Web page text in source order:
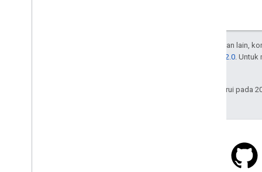
Kecuali dinyatakan lain,
Lisensi Apache 2.0 .
Terakhir diperbarui pada